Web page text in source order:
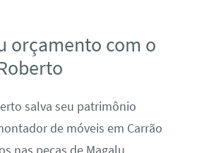
orçamento com o
salva seu patrimônio
de móveis em Carrão